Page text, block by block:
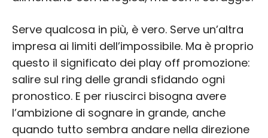
Serve qualcosa in più, è vero. Serve un’altra
impresa ai limiti dell’impossibile. Ma è proprio
questo il significato dei play off promozione:
salire sul ring delle grandi sfidando ogni
pronostico. E per riuscirci bisogna avere
l’ambizione di sognare in grande, anche
quando tutto sembra andare nella direzione